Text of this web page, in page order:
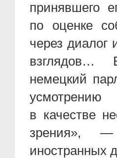
принявшего
по оценке
через диалог
взглядов…
немецкий
в качестве
зрения», —
иностранных